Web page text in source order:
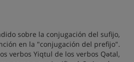
sobre la conjugación del sufijo,
en la "conjugación del prefijo".
verbos Yiqtul de los verbos Qətal,